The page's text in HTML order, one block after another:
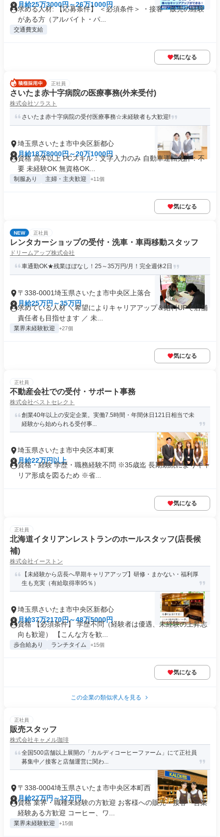
月給25万3000円～26万1000円
求める人材: 【応募条件】 ＜必須条件＞ ・接客・販売の経験
がある方（アルバイト・パ...
交通費支給
気になる
正社員
さいたま赤十字病院の医療事務(外来受付)
株式会社ソラスト
さいたま赤十字病院の受付医療事務☆未経験者も大歓迎!
埼玉県さいたま市中央区新都心
月給18万8000円～20万1000円
資格 高卒以上 PCスキル：文字入力のみ 自動車運転免許：不
要 未経験OK 無資格OK...
制服あり 主婦・主夫歓迎 +11個
気になる
NEW 正社員
レンタカーショップの受付・洗車・車両移動スタッフ
ドリームアップ株式会社
車通勤OK★残業ほぼなし！25～35万円/月！完全週休2日
〒338-0001埼玉県さいたま市中央区上落合
月給25万円～35万円
求めている人材 ＼希望によりキャリアアップ＆給料UPで店舗
責任者も目指せます ／ 未...
業界未経験歓迎 +27個
気になる
正社員
不動産会社での受付・サポート事務
株式会社ベストセレクト
創業40年以上の安定企業。実働7.5時間・年間休日121日相当で未
経験から始められる受付事...
埼玉県さいたま市中央区本町東
月給22万円以上
資格・経験 学歴・職務経験不問 ※35歳迄 長期勤続によりキャ
リア形成を図るため ※省...
気になる
正社員
北海道イタリアンレストランのホールスタッフ(店長候
補)
株式会社イーストン
【未経験から店長へ早期キャリアアップ】研修・まかない・福利厚
生も充実（有給取得率95％）
埼玉県さいたま市中央区新都心
月給37万2170円～48万5000円
資格 【必須条件】 学歴不問（経験者は優遇、未経験の上昇志
向も歓迎） 【こんな方を歓...
歩合給あり ランチタイム +15個
気になる
この企業の類似求人を見る
正社員
販売スタッフ
株式会社キャメル珈琲
全国500店舗以上展開の「カルディコーヒーファーム」にて正社員
募集中／接客と店舗運営に関わ...
〒338-0004埼玉県さいたま市中央区本町西
月給27万円～32万円
資格 業界・職種未経験の方歓迎 お客様への販売・接客・営業
経験ある方歓迎 コーヒー、ワ...
業界未経験歓迎 +15個